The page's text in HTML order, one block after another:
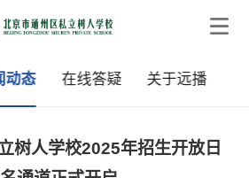
动态 在线答疑 关于远播
树人学校2025年招生开放日